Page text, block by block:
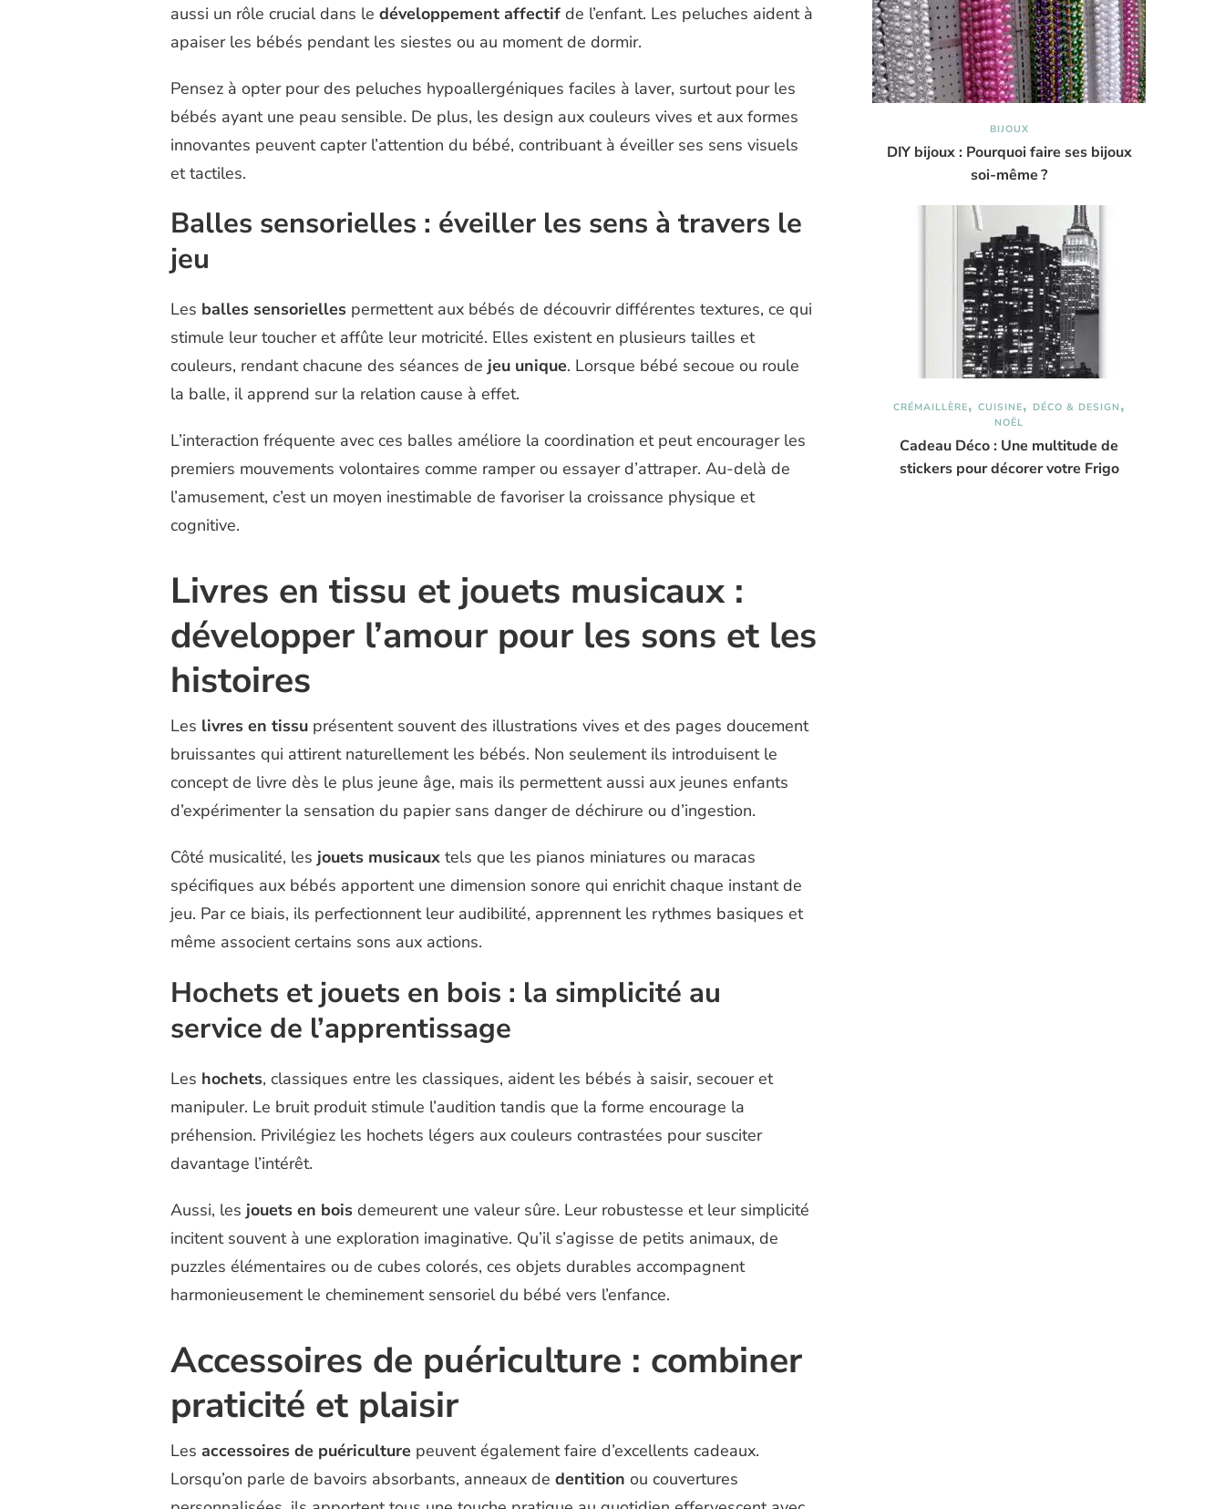
aussi un rôle crucial dans le développement affectif de l’enfant. Les peluches aident à
apaiser les bébés pendant les siestes ou au moment de dormir.
Pensez à opter pour des peluches hypoallergéniques faciles à laver, surtout pour les
bébés ayant une peau sensible. De plus, les design aux couleurs vives et aux formes
innovantes peuvent capter l’attention du bébé, contribuant à éveiller ses sens visuels
et tactiles.
Balles sensorielles : éveiller les sens à travers le
jeu
Les balles sensorielles permettent aux bébés de découvrir différentes textures, ce qui
stimule leur toucher et affûte leur motricité. Elles existent en plusieurs tailles et
couleurs, rendant chacune des séances de jeu unique. Lorsque bébé secoue ou roule
la balle, il apprend sur la relation cause à effet.
L’interaction fréquente avec ces balles améliore la coordination et peut encourager les
premiers mouvements volontaires comme ramper ou essayer d’attraper. Au-delà de
l’amusement, c’est un moyen inestimable de favoriser la croissance physique et
cognitive.
Livres en tissu et jouets musicaux :
développer l’amour pour les sons et les
histoires
Les livres en tissu présentent souvent des illustrations vives et des pages doucement
bruissantes qui attirent naturellement les bébés. Non seulement ils introduisent le
concept de livre dès le plus jeune âge, mais ils permettent aussi aux jeunes enfants
d’expérimenter la sensation du papier sans danger de déchirure ou d’ingestion.
Côté musicalité, les jouets musicaux tels que les pianos miniatures ou maracas
spécifiques aux bébés apportent une dimension sonore qui enrichit chaque instant de
jeu. Par ce biais, ils perfectionnent leur audibilité, apprennent les rythmes basiques et
même associent certains sons aux actions.
Hochets et jouets en bois : la simplicité au
service de l’apprentissage
Les hochets, classiques entre les classiques, aident les bébés à saisir, secouer et
manipuler. Le bruit produit stimule l’audition tandis que la forme encourage la
préhension. Privilégiez les hochets légers aux couleurs contrastées pour susciter
davantage l’intérêt.
Aussi, les jouets en bois demeurent une valeur sûre. Leur robustesse et leur simplicité
incitent souvent à une exploration imaginative. Qu’il s’agisse de petits animaux, de
puzzles élémentaires ou de cubes colorés, ces objets durables accompagnent
harmonieusement le cheminement sensoriel du bébé vers l’enfance.
Accessoires de puériculture : combiner
praticité et plaisir
Les accessoires de puériculture peuvent également faire d’excellents cadeaux.
Lorsqu’on parle de bavoirs absorbants, anneaux de dentition ou couvertures
BIJOUX
DIY bijoux : Pourquoi faire ses bijoux
soi-même ?
CRÉMAILLÈRE CUISINE
DÉCO & DESIGN
NOËL
Cadeau Déco : Une multitude de
stickers pour décorer votre Frigo